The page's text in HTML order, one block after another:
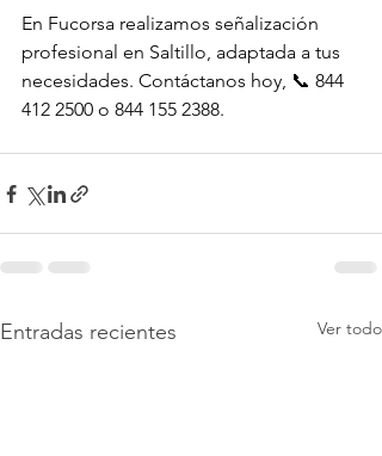
En Fucorsa realizamos señalización
profesional en Saltillo, adaptada a tus
necesidades. Contáctanos hoy, 📞 844
412 2500 o 844 155 2388.
Entradas recientes Ver todo